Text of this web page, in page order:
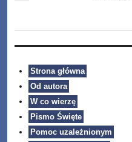
Strona główna
Od autora
W co wierzę
Pismo Święte
Pomoc uzależnionym